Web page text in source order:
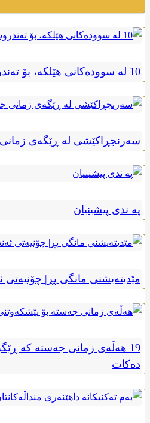
10 له سوودەکانی هێلکە، بۆ تەندروستی
سەرنجڕاکێشی لە ڕێگەی
په ندی پیشینیان
مێدیتەیشنی مانگی پڕ| چۆنیەتی
19 هەڵەی زمانی جەستە کە
دەکات